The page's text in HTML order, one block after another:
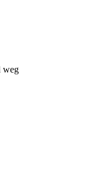
weg